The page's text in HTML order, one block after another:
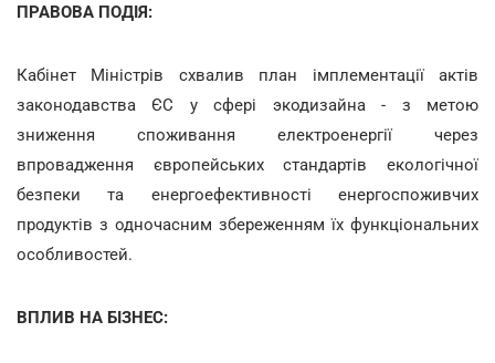
ПРАВОВА ПОДІЯ:
Кабінет Міністрів схвалив план імплементації актів
законодавства ЄС у сфері экодизайна - з метою
зниження споживання електроенергії через
впровадження європейських стандартів екологічної
безпеки та енергоефективності енергоспоживчих
продуктів з одночасним збереженням їх функціональних
особливостей.
ВПЛИВ НА БІЗНЕС: